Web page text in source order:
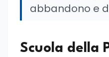
abbandono e
Scuola della